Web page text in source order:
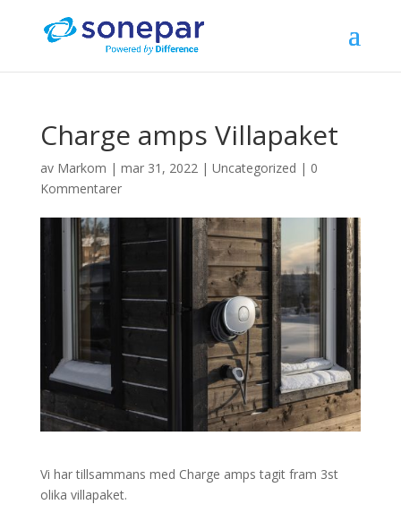
Charge amps Villapaket
av Markom | mar 31, 2022| Uncategorized | 0
Kommentarer
Vi har tillsammans med Charge amps tagit fram 3st
olika villapaket.